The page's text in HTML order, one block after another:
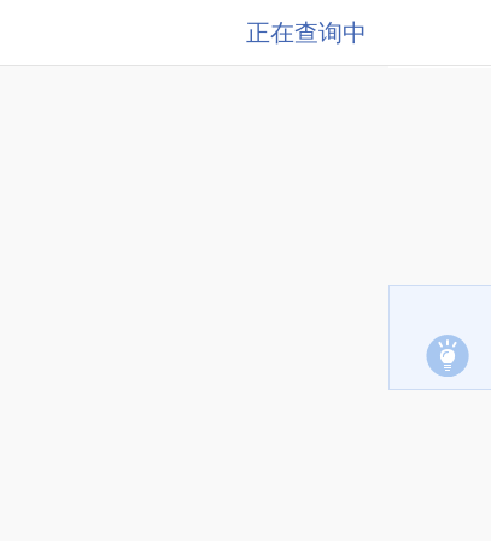
正在查询中